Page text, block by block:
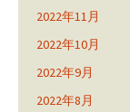
2022年11月
2022年10月
2022年9月
2022年8月